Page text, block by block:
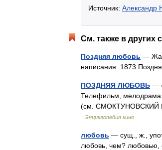
Источник: Александр
См. также в других
Поздняя любовь —
написания: 1873
ПОЗДНЯЯ ЛЮБОВЬ —
Телефильм, мелодрама.
(см. СМОКТУНОВСКИЙ
Энциклопедия кино
любовь — сущ., ж.,
любовь, чем? любовью,